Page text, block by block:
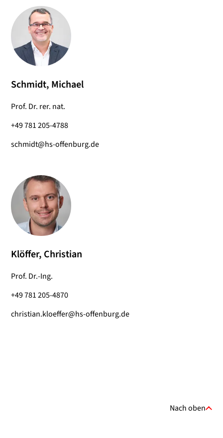
Schmidt, Michael
Prof. Dr. rer. nat.
+49 781 205-4788
schmidt@hs-offenburg.de
Klöffer, Christian
Prof. Dr.-Ing.
+49 781 205-4870
christian.kloeffer@hs-offenburg.de
Nach oben